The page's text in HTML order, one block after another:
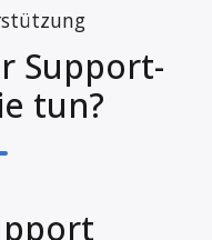
Support-
tun?